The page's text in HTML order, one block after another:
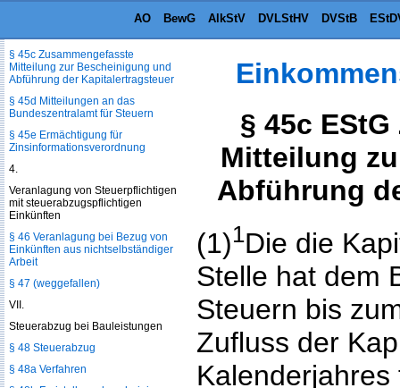
AO BewG AlkStV DVLStHV DVStB
§ 45c
Mitteilung
Abführung
(1)1Die die
Stelle hat dem
Steuern bis
Zufluss der
§ 45c Zusammengefasste
Mitteilung zur Bescheinigung und
Abführung der Kapitalertragsteuer
§ 45d Mitteilungen an das
Bundeszentralamt für Steuern
§ 45e Ermächtigung für
Zinsinformationsverordnung
4.
Veranlagung von Steuerpflichtigen
mit steuerabzugspflichtigen
Einkünften
§ 46 Veranlagung bei Bezug von
Einkünften aus nichtselbständiger
Arbeit
§ 47 (weggefallen)
VII.
Steuerabzug bei Bauleistungen
§ 48 Steuerabzug
§ 48a Verfahren